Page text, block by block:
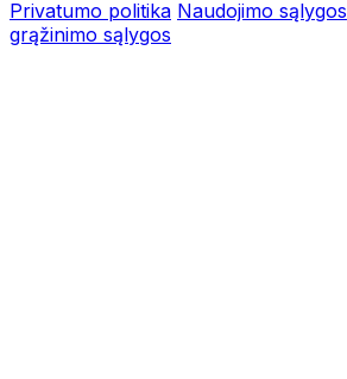
Privatumo politika Naudojimo sąlygos
grąžinimo sąlygos